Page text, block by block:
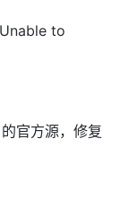
to
官方源，修复